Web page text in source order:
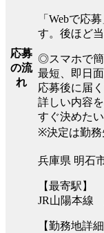
応募
の流
れ
「Webで応
す。後ほど
◎スマホで簡
最短、即日
応募後に届
詳しい内容
すぐ決めた
※決定は勤務
兵庫県 明石
【最寄駅】
JR山陽本線
【勤務地詳細